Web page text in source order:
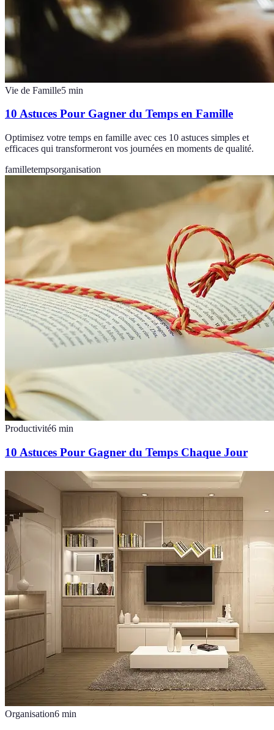
Vie de Famille5 min
10 Astuces Pour Gagner du Temps en Famille
Optimisez votre temps en famille avec ces 10 astuces simples et
efficaces qui transformeront vos journées en moments de qualité.
familletempsorganisation
Productivité6 min
10 Astuces Pour Gagner du Temps Chaque Jour
Organisation6 min